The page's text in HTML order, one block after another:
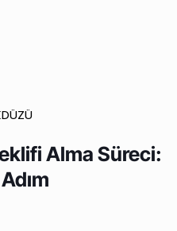
Alma Süreci: